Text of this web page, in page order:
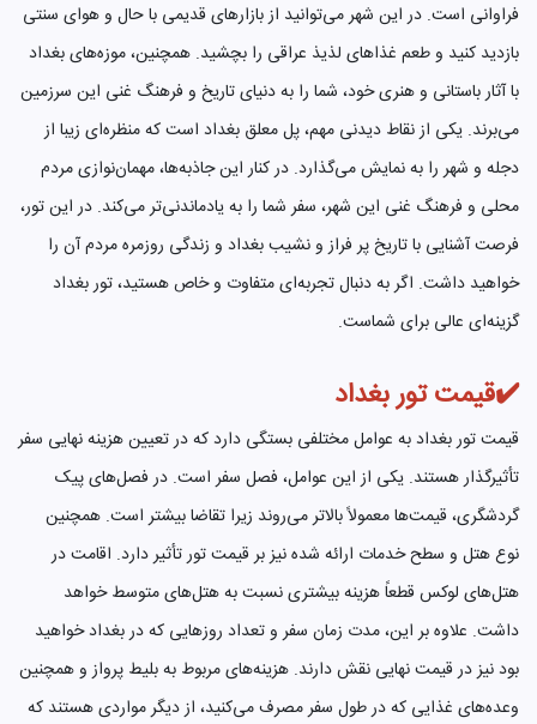
فراوانی است. در این شهر می‌توانید از بازارهای قدیمی با حال و هوای سنتی
بازدید کنید و طعم غذاهای لذیذ عراقی را بچشید. همچنین، موزه‌های بغداد
با آثار باستانی و هنری خود، شما را به دنیای تاریخ و فرهنگ غنی این سرزمین
می‌برند. یکی از نقاط دیدنی مهم، پل معلق بغداد است که منظره‌ای زیبا از
دجله و شهر را به نمایش می‌گذارد. در کنار این جاذبه‌ها، مهمان‌نوازی مردم
محلی و فرهنگ غنی این شهر، سفر شما را به یادماندنی‌تر می‌کند. در این تور،
فرصت آشنایی با تاریخ پر فراز و نشیب بغداد و زندگی روزمره مردم آن را
خواهید داشت. اگر به دنبال تجربه‌ای متفاوت و خاص هستید، تور بغداد
گزینه‌ای عالی برای شماست.
✔️قیمت تور بغداد
قیمت تور بغداد به عوامل مختلفی بستگی دارد که در تعیین هزینه نهایی سفر
تأثیرگذار هستند. یکی از این عوامل، فصل سفر است. در فصل‌های پیک
گردشگری، قیمت‌ها معمولاً بالاتر می‌روند زیرا تقاضا بیشتر است. همچنین
نوع هتل و سطح خدمات ارائه شده نیز بر قیمت تور تأثیر دارد. اقامت در
هتل‌های لوکس قطعاً هزینه بیشتری نسبت به هتل‌های متوسط خواهد
داشت. علاوه بر این، مدت زمان سفر و تعداد روزهایی که در بغداد خواهید
بود نیز در قیمت نهایی نقش دارند. هزینه‌های مربوط به بلیط پرواز و همچنین
وعده‌های غذایی که در طول سفر مصرف می‌کنید، از دیگر مواردی هستند که